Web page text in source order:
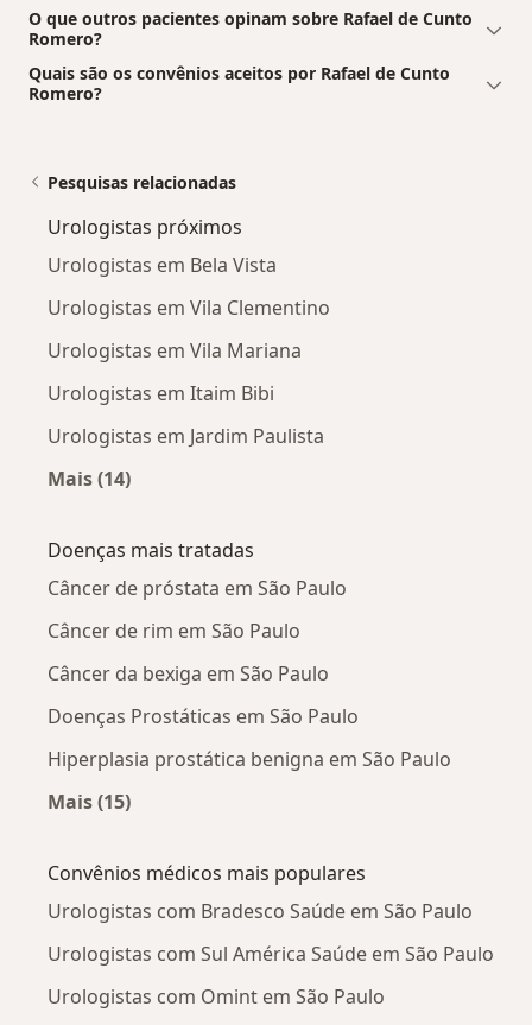
O que outros pacientes opinam sobre Rafael de Cunto
Romero?
Quais são os convênios aceitos por Rafael de Cunto
Romero?
Pesquisas relacionadas
Urologistas próximos
Urologistas em Bela Vista
Urologistas em Vila Clementino
Urologistas em Vila Mariana
Urologistas em Itaim Bibi
Urologistas em Jardim Paulista
Mais (14)
Doenças mais tratadas
Câncer de próstata em São Paulo
Câncer de rim em São Paulo
Câncer da bexiga em São Paulo
Doenças Prostáticas em São Paulo
Hiperplasia prostática benigna em São Paulo
Mais (15)
Convênios médicos mais populares
Urologistas com Bradesco Saúde em São Paulo
Urologistas com Sul América Saúde em São Paulo
Urologistas com Omint em São Paulo